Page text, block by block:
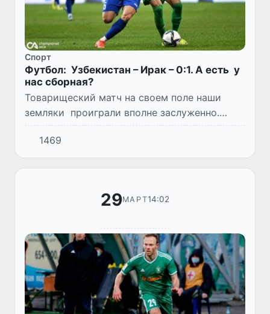
Спорт
Футбол: Узбекистан – Ирак – 0:1. А есть у
нас сборная?
Товарищеский матч на своем поле наши
земляки проиграли вполне заслуженно.
Почему? Да потому, что тренерский штаб
национальной сборной Узбекистана, увы,
продолжает экспериментиро...
1469
29МАРТ14:02